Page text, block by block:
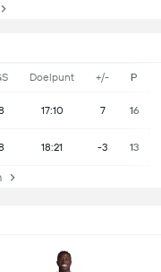
Doelpunt +/- P
17:10 7 16
18:21 -3 13